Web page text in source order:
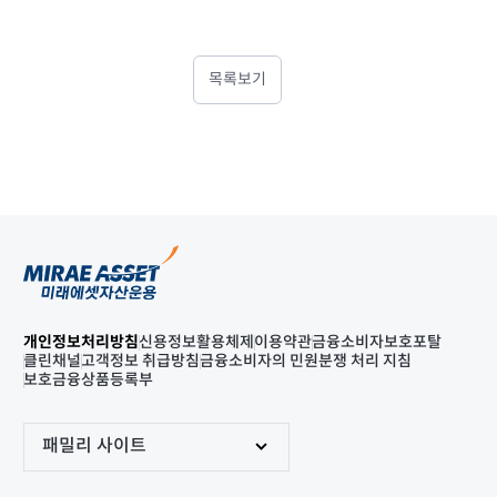
목록보기
개인정보처리방침신용정보활용체제 이용약관금융소비자보호포탈
클린채널고객정보 취급방침금융소비자의 민원분쟁 처리 지침
보호금융상품등록부
패밀리 사이트